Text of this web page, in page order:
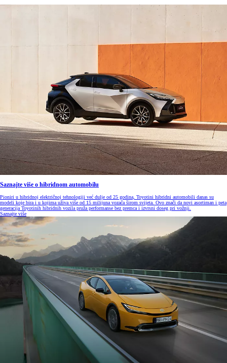
Saznajte više o hibridnom automobilu
Pioniri u hibridnoj električnoj tehnologiji već dulje od 25 godina, Toyotini hibridni automobili danas su
modeli koje bira i u kojima uživa više od 15 milijuna vozača širom svijeta. Ovo znači da novi asortiman i peta
generacija Toyotinih hibridnih vozila pruža performanse bez premca i izvrsni doseg pri vožnji.
Saznajte više